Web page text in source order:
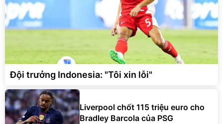
Đội trưởng Indonesia: "Tôi xin lỗi"
Liverpool chốt 115 triệu euro cho
Bradley Barcola của PSG